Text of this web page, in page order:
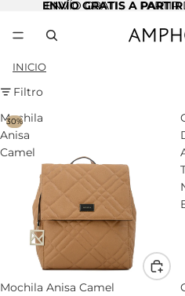
ENVÍO GRATIS A
ENVÍO GRATIS A
INICIO
Filtro
Mochila
Anisa
Camel
30%
Mochila Anisa Camel